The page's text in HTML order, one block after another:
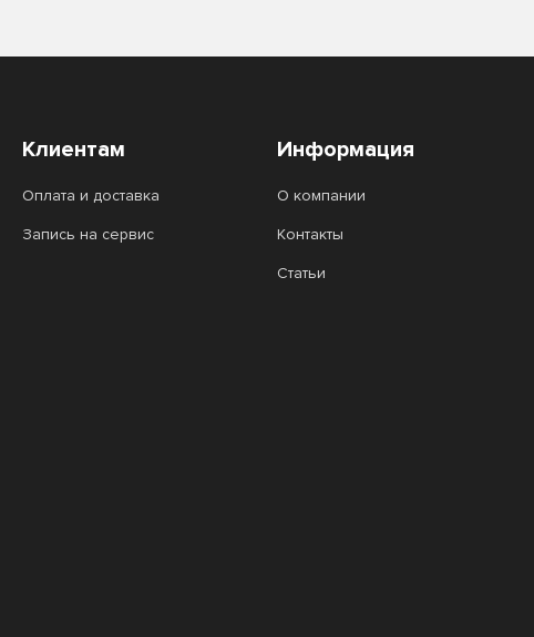
Клиентам
Оплата и доставка
Запись на сервис
Информация
О компании
Контакты
Статьи